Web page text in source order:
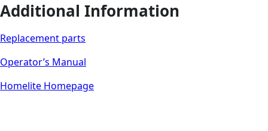
Additional Information
Replacement parts
Operator’s Manual
Homelite Homepage